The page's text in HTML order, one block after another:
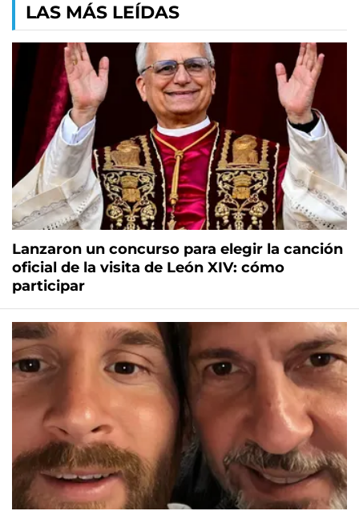
LAS MÁS LEÍDAS
Lanzaron un concurso para elegir la canción
oficial de la visita de León XIV: cómo
participar